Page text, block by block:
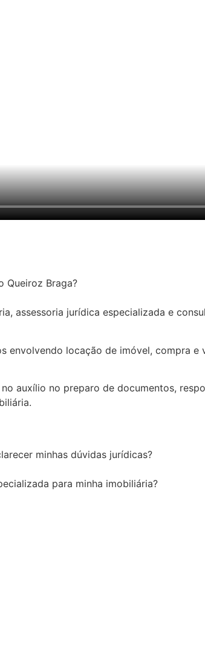
Queiroz Braga?
assessoria jurídica especializada e
envolvendo locação de imóvel, compra e
auxílio no preparo de documentos,
minhas dúvidas jurídicas?
para minha imobiliária?